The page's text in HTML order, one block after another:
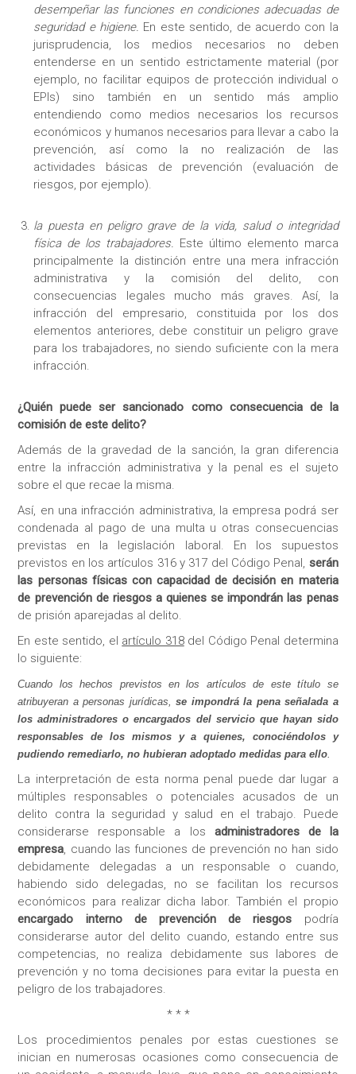
desempeñar las funciones en condiciones adecuadas de
seguridad e higiene. En este sentido, de acuerdo con la
jurisprudencia, los medios necesarios no deben
entenderse en un sentido estrictamente material (por
ejemplo, no facilitar equipos de protección individual o
EPIs) sino también en un sentido más amplio
entendiendo como medios necesarios los recursos
económicos y humanos necesarios para llevar a cabo la
prevención, así como la no realización de las
actividades básicas de prevención (evaluación de
riesgos, por ejemplo).
la puesta en peligro grave de la vida, salud o integridad
física de los trabajadores. Este último elemento marca
principalmente la distinción entre una mera infracción
administrativa y la comisión del delito, con
consecuencias legales mucho más graves. Así, la
infracción del empresario, constituida por los dos
elementos anteriores, debe constituir un peligro grave
para los trabajadores, no siendo suficiente con la mera
infracción.
¿Quién puede ser sancionado como consecuencia de la
comisión de este delito?
Además de la gravedad de la sanción, la gran diferencia
entre la infracción administrativa y la penal es el sujeto
sobre el que recae la misma.
Así, en una infracción administrativa, la empresa podrá ser
condenada al pago de una multa u otras consecuencias
previstas en la legislación laboral. En los supuestos
previstos en los artículos 316 y 317 del Código Penal, serán
las personas físicas con capacidad de decisión en materia
de prevención de riesgos a quienes se impondrán las penas
de prisión aparejadas al delito.
En este sentido, el artículo 318del Código Penal determina
lo siguiente:
Cuando los hechos previstos en los artículos de este título se
atribuyeran a personas jurídicas,se impondrá la pena señalada a
los administradores o encargados del servicio que hayan sido
responsables de los mismos y a quienes, conociéndolos y
pudiendo remediarlo, no hubieran adoptado medidas para ello
La interpretación de esta norma penal puede dar lugar a
múltiples responsables o potenciales acusados de un
delito contra la seguridad y salud en el trabajo. Puede
considerarse responsable a los administradores de la
empresa, cuando las funciones de prevención no han sido
debidamente delegadas a un responsable o cuando,
habiendo sido delegadas, no se facilitan los recursos
económicos para realizar dicha labor. También el propio
encargado interno de prevención de riesgos podría
considerarse autor del delito cuando, estando entre sus
competencias, no realiza debidamente sus labores de
prevención y no toma decisiones para evitar la puesta en
peligro de los trabajadores.
* * *
Los procedimientos penales por estas cuestiones se
inician en numerosas ocasiones como consecuencia de